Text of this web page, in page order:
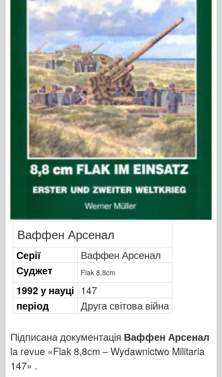
Видавництво Оспрей
Сигнал ескадрильї
Танкові потужності
Вантажівки та танки
Ваффен-Арсенал
Вайдавніктво Міліціярія
Мокети
Академії
Моделі тузів
Клуб AFV
Повітрянийфікс
Впс
Модель АЗ
Кібер-хобі
Дніпромодель
Дракон
Едуард
Модель E.T.
Сили Доблесті
ФріулМодель
Хасеґава
Ваффен Арсенал
Серії
Ваффен Арсенал
Суджет
Flak 8,8cm
1992 у науці 147
період
Друга світова війна
Підписана документація Ваффен Арсенал
la revue «Flak 8,8cm – Wydawnictwo Militaria
147» .